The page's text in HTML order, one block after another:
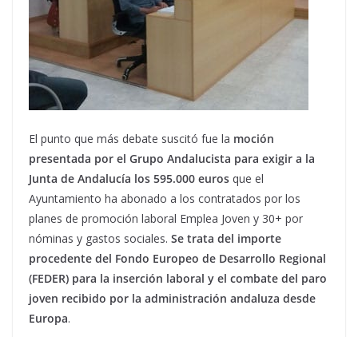
El punto que más debate suscitó fue la moción
presentada por el Grupo Andalucista para exigir a la
Junta de Andalucía los 595.000 euros que el
Ayuntamiento ha abonado a los contratados por los
planes de promoción laboral Emplea Joven y 30+ por
nóminas y gastos sociales. Se trata del importe
procedente del Fondo Europeo de Desarrollo Regional
(FEDER) para la inserción laboral y el combate del paro
joven recibido por la administración andaluza desde
Europa.